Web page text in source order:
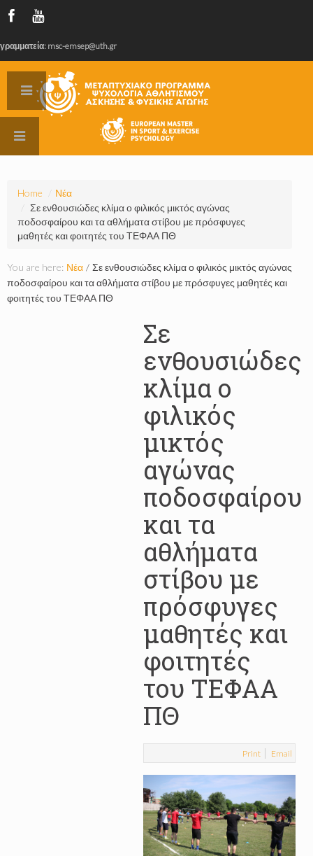
γραμματεία: msc-emsep@uth.gr
Home / Νέα
/ Σε ενθουσιώδες κλίμα ο φιλικός μικτός αγώνας
ποδοσφαίρου και τα αθλήματα στίβου με πρόσφυγες
μαθητές και φοιτητές του ΤΕΦΑΑ ΠΘ
You are here: Νέα / Σε ενθουσιώδες κλίμα ο φιλικός μικτός αγώνας
ποδοσφαίρου και τα αθλήματα στίβου με πρόσφυγες μαθητές και
φοιτητές του ΤΕΦΑΑ ΠΘ
Σε
ενθουσιώδες
κλίμα ο
φιλικός
μικτός
αγώνας
ποδοσφαίρου
και τα
αθλήματα
στίβου με
πρόσφυγες
μαθητές και
φοιτητές
του ΤΕΦΑΑ
ΠΘ
Print Email